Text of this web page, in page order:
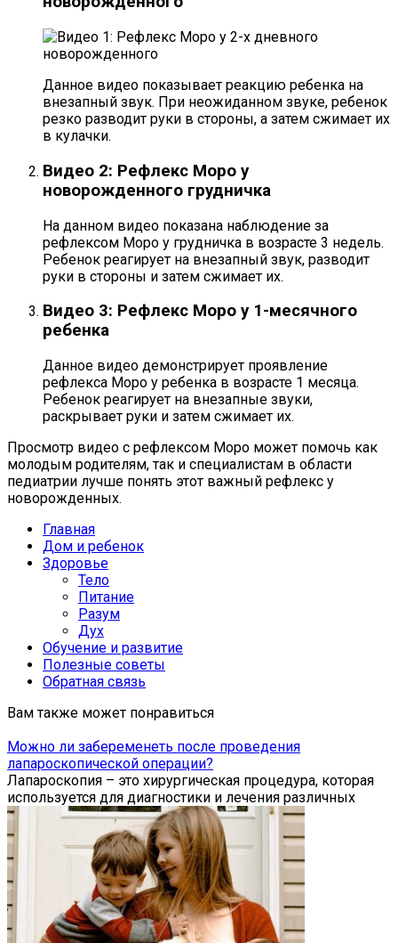
Данное видео показывает реакцию ребенка на
внезапный звук. При неожиданном звуке, ребенок
резко разводит руки в стороны, а затем сжимает их
в кулачки.
Видео 2: Рефлекс Моро у
новорожденного грудничка
На данном видео показана наблюдение за
рефлексом Моро у грудничка в возрасте 3 недель.
Ребенок реагирует на внезапный звук, разводит
руки в стороны и затем сжимает их.
Видео 3: Рефлекс Моро у 1-месячного
ребенка
Данное видео демонстрирует проявление
рефлекса Моро у ребенка в возрасте 1 месяца.
Ребенок реагирует на внезапные звуки,
раскрывает руки и затем сжимает их.
Просмотр видео с рефлексом Моро может помочь как
молодым родителям, так и специалистам в области
педиатрии лучше понять этот важный рефлекс у
новорожденных.
Главная
Дом и ребенок
Здоровье
Тело
Питание
Разум
Дух
Обучение и развитие
Полезные советы
Обратная связь
Вам также может понравиться
Можно ли забеременеть после проведения
лапароскопической операции?
Лапароскопия – это хирургическая процедура, которая
используется для диагностики и лечения различных